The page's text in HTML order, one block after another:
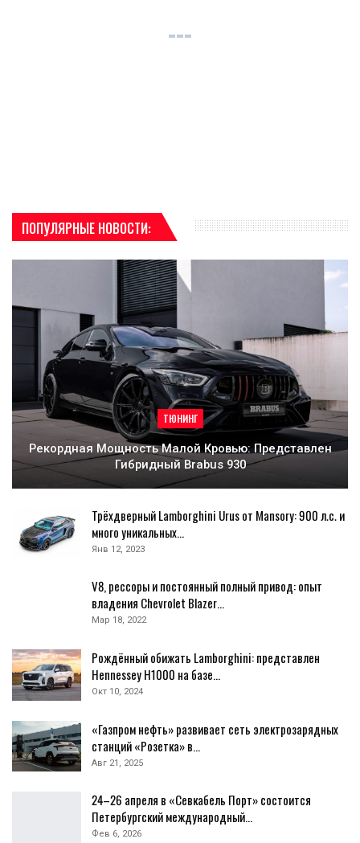
ПОПУЛЯРНЫЕ НОВОСТИ:
ТЮНИНГ
Рекордная Мощность Малой Кровью: Представлен
Гибридный Brabus 930
Трёхдверный Lamborghini Urus от Mansory: 900 л.с. и
много уникальных…
Янв 12, 2023
V8, рессоры и постоянный полный привод: опыт
владения Chevrolet Blazer…
Мар 18, 2022
Рождённый обижать Lamborghini: представлен
Hennessey H1000 на базе…
Окт 10, 2024
«Газпром нефть» развивает сеть электрозарядных
станций «Розетка» в…
Авг 21, 2025
24–26 апреля в «Севкабель Порт» состоится
Петербургский международный…
Фев 6, 2026